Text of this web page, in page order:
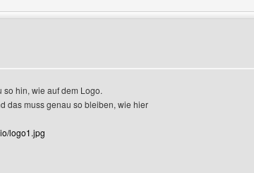
hin, wie auf dem Logo.
das muss genau so bleiben, wie hier
logo1.jpg